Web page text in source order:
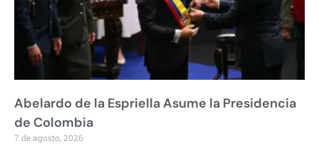
Abelardo de la Espriella Asume la Presidencia
de Colombia
7 de agosto, 2026